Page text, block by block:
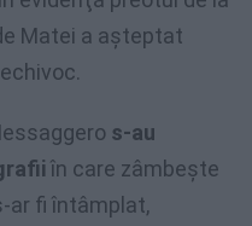
Matei a aşteptat
s-au
în care zâmbeşte
ar fi întâmplat,